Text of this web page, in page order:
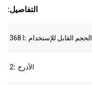
:التفاصيل
368 l الحجم القابل للإستخدام
2 الأدرج